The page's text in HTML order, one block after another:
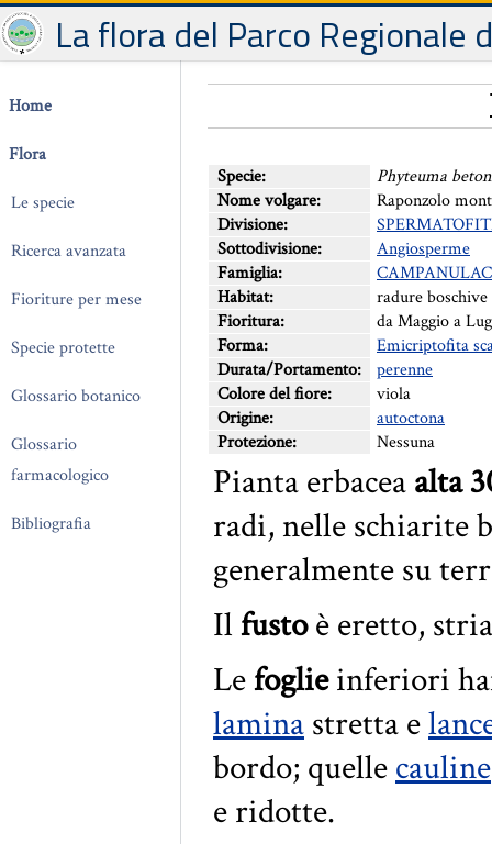
La flora del Parco Regionale
Home
Flora
Le specie
Ricerca avanzata
Fioriture per mese
Specie protette
Glossario botanico
Glossario
farmacologico
Bibliografia
Specie:
Phyteuma
Nome volgare:
Raponzolo
Divisione:
Sottodivisione:
Angiosperme
Famiglia:
Habitat:
radure boschive
Fioritura:
da Maggio a
Forma:
Emicriptofita
Durata/Portamento:
perenne
Colore del fiore:
viola
Origine:
autoctona
Protezione:
Nessuna
Pianta erbacea alta
radi, nelle schiarite
generalmente su
Il fustoè eretto,
Lefoglieinferiori
lamina stretta e
bordo; quellecauline
e ridotte.